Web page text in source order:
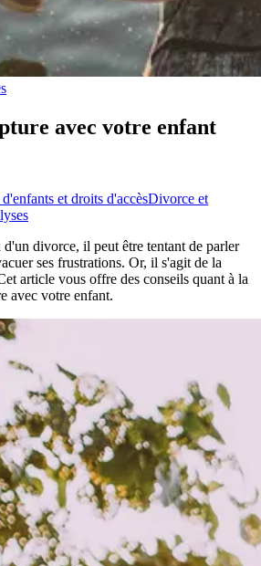
avec votre enfant
et droits d'accèsDivorce et
divorce, il peut être tentant de parler
ses frustrations. Or, il s'agit de la
article vous offre des conseils quant à la
avec votre enfant.